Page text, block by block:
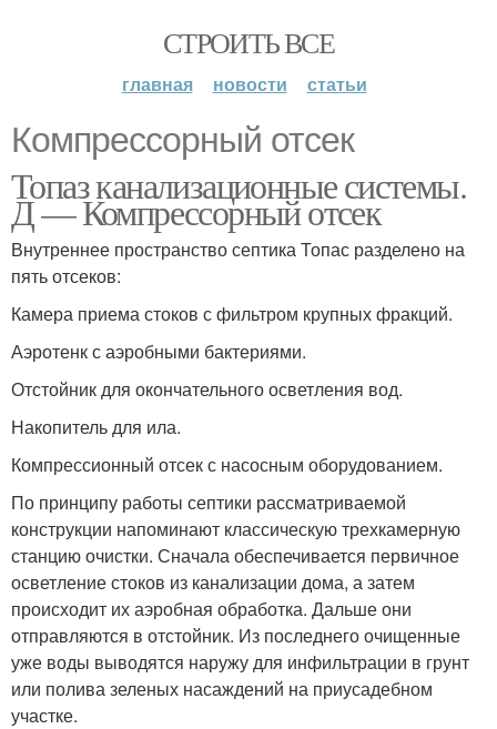
СТРОИТЬ ВСЕ
главная новости статьи
Компрессорный отсек
Топаз канализационные системы.
Д — Компрессорный отсек
Внутреннее пространство септика Топас разделено на
пять отсеков:
Камера приема стоков с фильтром крупных фракций.
Аэротенк с аэробными бактериями.
Отстойник для окончательного осветления вод.
Накопитель для ила.
Компрессионный отсек с насосным оборудованием.
По принципу работы септики рассматриваемой
конструкции напоминают классическую трехкамерную
станцию очистки. Сначала обеспечивается первичное
осветление стоков из канализации дома, а затем
происходит их аэробная обработка. Дальше они
отправляются в отстойник. Из последнего очищенные
уже воды выводятся наружу для инфильтрации в грунт
или полива зеленых насаждений на приусадебном
участке.